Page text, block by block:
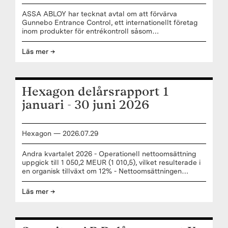
ASSA ABLOY har tecknat avtal om att förvärva
Gunnebo Entrance Control, ett internationellt företag
inom produkter för entrékontroll såsom
höghastighetsgrindar, grindar för kollektivtrafik och
säkerhetskaruselldörrar. ”Jag ser fram emot att
kärnverksamhet”, säger Nico Delvaux, VD och
koncernchef ASSA ABLOY. “Gunnebo Entrance
Controls väletablerade produktportfölj
Läs mer →
Hexagon delårsrapport 1
januari - 30 juni 2026
Hexagon — 2026.07.29
Andra kvartalet 2026 - Operationell nettoomsättning
uppgick till 1 050,2 MEUR (1 010,5), vilket resulterade i
en organisk tillväxt om 12% - Nettoomsättningen
inklusive förvärvade förutbetalda intäkter uppgick till 1
050,2 MEUR (1 009,8) - Justerad bruttovinst uppgick till
Läs mer →